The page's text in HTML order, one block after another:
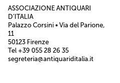
ASSOCIAZIONE ANTIQUARI
D’ITALIA
Palazzo Corsini • Via del Parione,
11
50123 Firenze
Tel +39 055 28 26 35
segreteria@antiquariditalia.it